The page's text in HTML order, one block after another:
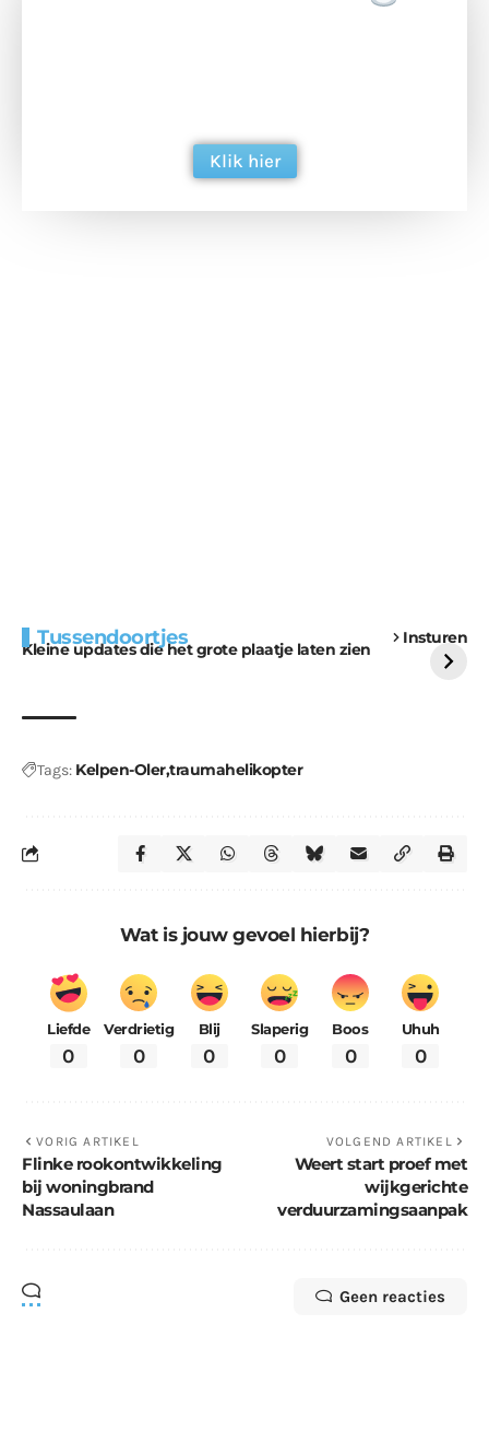
Klik hier
Tussendoortjes Insturen
Kleine updates die het grote plaatje laten zien
voor kabouters
uitdaging
Tags: Kelpen-Olertraumahelikopter
Wat is jouw gevoel hierbij?
Liefde
0
Verdrietig
0
Blij
0
Slaperig
0
Boos
0
Uhuh
0
VORIG ARTIKEL
Flinke rookontwikkeling
bij woningbrand
Nassaulaan
VOLGEND ARTIKEL
Weert start proef met
wijkgerichte
verduurzamingsaanpak
Geen reacties